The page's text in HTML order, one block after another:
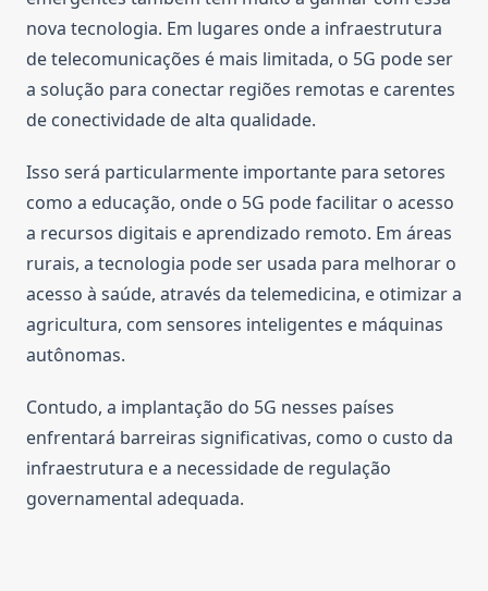
nova tecnologia. Em lugares onde a infraestrutura
de telecomunicações é mais limitada, o 5G pode ser
a solução para conectar regiões remotas e carentes
de conectividade de alta qualidade.
Isso será particularmente importante para setores
como a educação, onde o 5G pode facilitar o acesso
a recursos digitais e aprendizado remoto. Em áreas
rurais, a tecnologia pode ser usada para melhorar o
acesso à saúde, através da telemedicina, e otimizar a
agricultura, com sensores inteligentes e máquinas
autônomas.
Contudo, a implantação do 5G nesses países
enfrentará barreiras significativas, como o custo da
infraestrutura e a necessidade de regulação
governamental adequada.